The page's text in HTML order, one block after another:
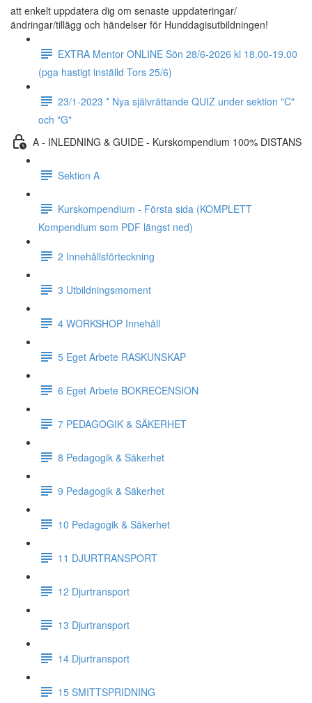
att enkelt uppdatera dig om senaste uppdateringar/
ändringar/tillägg och händelser för Hunddagisutbildningen!
EXTRA Mentor ONLINE Sön 28/6-2026 kl 18.00-19.00
(pga hastigt inställd Tors 25/6)
23/1-2023 * Nya självrättande QUIZ under sektion "C"
och "G"
A - INLEDNING & GUIDE - Kurskompendium 100% DISTANS
Sektion A
Kurskompendium - Första sida (KOMPLETT
Kompendium som PDF längst ned)
2 Innehållsförteckning
3 Utbildningsmoment
4 WORKSHOP Innehåll
5 Eget Arbete RASKUNSKAP
6 Eget Arbete BOKRECENSION
7 PEDAGOGIK & SÄKERHET
8 Pedagogik & Säkerhet
9 Pedagogik & Säkerhet
10 Pedagogik & Säkerhet
11 DJURTRANSPORT
12 Djurtransport
13 Djurtransport
14 Djurtransport
15 SMITTSPRIDNING